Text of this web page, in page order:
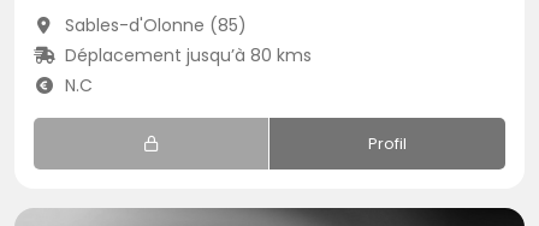
Sables-d'Olonne (85)
Déplacement jusqu’à 80 kms
N.C
Profil